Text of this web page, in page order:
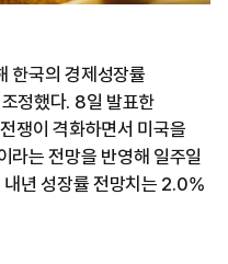
한국의 경제성장률
정했다. 8일 발표한
쟁이 격화하면서 미국을
라는 전망을 반영해 일주일
내년 성장률 전망치는 2.0%